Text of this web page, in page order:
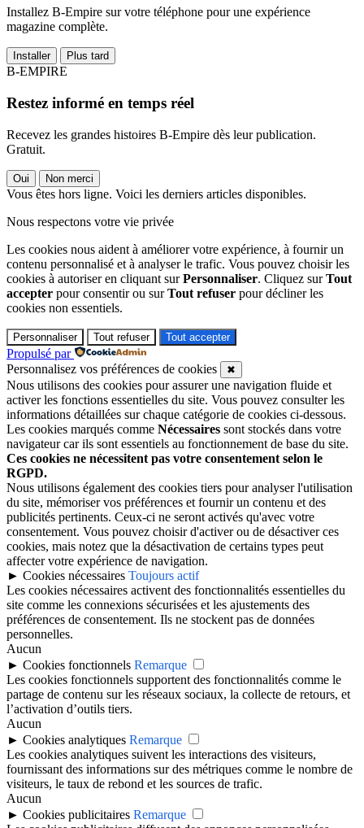
Installez B-Empire sur votre téléphone pour une expérience
magazine complète.
Installer Plus tard
B-EMPIRE
Restez informé en temps réel
Recevez les grandes histoires B-Empire dès leur publication.
Gratuit.
Oui Non merci
Vous êtes hors ligne. Voici les derniers articles disponibles.
Nous respectons votre vie privée
Les cookies nous aident à améliorer votre expérience, à fournir un
contenu personnalisé et à analyser le trafic. Vous pouvez choisir les
cookies à autoriser en cliquant surPersonnaliser. Cliquez surTout
accepter pour consentir ou surTout refuser pour décliner les
cookies non essentiels.
Personnaliser Tout refuser Tout accepter
Propulsé par
Personnalisez vos préférences de cookies
✖
Nous utilisons des cookies pour assurer une navigation fluide et
activer les fonctions essentielles du site. Vous pouvez consulter les
informations détaillées sur chaque catégorie de cookies ci-dessous.
Les cookies marqués comme Nécessaires sont stockés dans votre
navigateur car ils sont essentiels au fonctionnement de base du site.
Ces cookies ne nécessitent pas votre consentement selon le
RGPD.
Nous utilisons également des cookies tiers pour analyser l'utilisation
du site, mémoriser vos préférences et fournir un contenu et des
publicités pertinents. Ceux-ci ne seront activés qu'avec votre
consentement. Vous pouvez choisir d'activer ou de désactiver ces
cookies, mais notez que la désactivation de certains types peut
affecter votre expérience de navigation.
► Cookies nécessaires Toujours actif
Les cookies nécessaires activent des fonctionnalités essentielles du
site comme les connexions sécurisées et les ajustements des
préférences de consentement. Ils ne stockent pas de données
personnelles.
Aucun
► Cookies fonctionnels Remarque
Les cookies fonctionnels supportent des fonctionnalités comme le
partage de contenu sur les réseaux sociaux, la collecte de retours, et
l’activation d’outils tiers.
Aucun
► Cookies analytiques Remarque
Les cookies analytiques suivent les interactions des visiteurs,
fournissant des informations sur des métriques comme le nombre de
visiteurs, le taux de rebond et les sources de trafic.
Aucun
► Cookies publicitaires Remarque